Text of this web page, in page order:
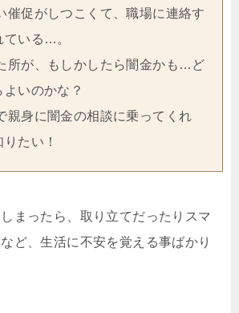
催促がしつこくて、職場に連絡す
ている…。
所が、もしかしたら闇金かも…ど
いのかな？
親身に闇金の相談に乗ってくれ
たい！
まったら、取り立てだったりスマ
ど、生活に不安を覚える事ばかり